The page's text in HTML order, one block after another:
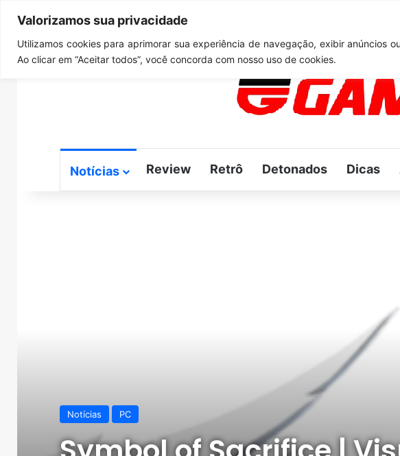
Valorizamos sua privacidade
Utilizamos cookies para aprimorar sua experiência de navegação, exibir anúncios
Ao clicar em “Aceitar todos”, você concorda com nosso uso de cookies.
quinta-feira, agosto 6 2026
Notícias Review Retrô Detonados Dicas
Notícias PC